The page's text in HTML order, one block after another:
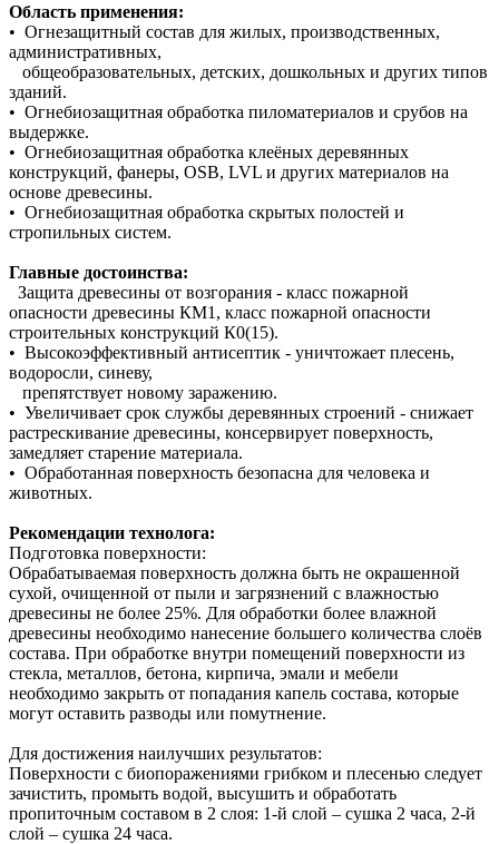
Область применения:
• Огнезащитный состав для жилых, производственных,
административных,
общеобразовательных, детских, дошкольных и других типов
зданий.
• Огнебиозащитная обработка пиломатериалов и срубов на
выдержке.
• Огнебиозащитная обработка клеёных деревянных
конструкций, фанеры, OSB, LVL и других материалов на
основе древесины.
• Огнебиозащитная обработка скрытых полостей и
стропильных систем.
Главные достоинства:
Защита древесины от возгорания - класс пожарной
опасности древесины КМ1, класс пожарной опасности
строительных конструкций К0(15).
• Высокоэффективный антисептик - уничтожает плесень,
водоросли, синеву,
препятствует новому заражению.
• Увеличивает срок службы деревянных строений - снижает
растрескивание древесины, консервирует поверхность,
замедляет старение материала.
• Обработанная поверхность безопасна для человека и
животных.
Рекомендации технолога:
Подготовка поверхности:
Обрабатываемая поверхность должна быть не окрашенной
сухой, очищенной от пыли и загрязнений с влажностью
древесины не более 25%. Для обработки более влажной
древесины необходимо нанесение большего количества слоёв
состава. При обработке внутри помещений поверхности из
стекла, металлов, бетона, кирпича, эмали и мебели
необходимо закрыть от попадания капель состава, которые
могут оставить разводы или помутнение.
Для достижения наилучших результатов:
Поверхности с биопоражениями грибком и плесенью следует
зачистить, промыть водой, высушить и обработать
пропиточным составом в 2 слоя: 1-й слой – сушка 2 часа, 2-й
слой – сушка 24 часа.